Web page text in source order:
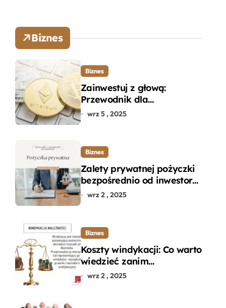
Biznes
Biznes
Zainwestuj z głową:
Przewodnik dla
początkujących w zakupie
wrz 5 , 2025
Biznes
Zalety prywatnej pożyczki
bezpośrednio od inwestora
– dlaczego warto?
wrz 2 , 2025
Biznes
Koszty windykacji: Co warto
wiedzieć zanim
zdecydujesz się na
wrz 2 , 2025